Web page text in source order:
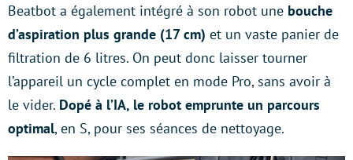
Beatbot a également intégré à son robot une bouche
d’aspiration plus grande (17 cm) et un vaste panier de
filtration de 6 litres. On peut donc laisser tourner
l’appareil un cycle complet en mode Pro, sans avoir à
le vider. Dopé à l’IA, le robot emprunte un parcours
optimal, en S, pour ses séances de nettoyage.